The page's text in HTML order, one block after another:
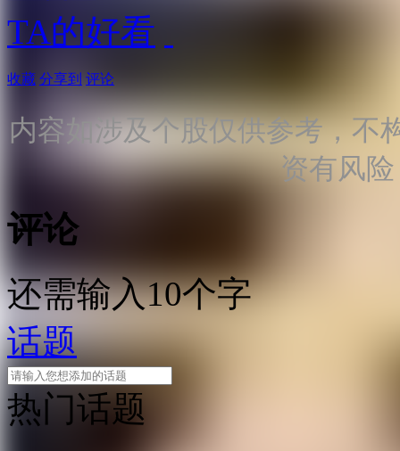
TA的好看
收藏 分享到 评论
内容如涉及个股仅供参考，不
资有风
评论
还需输入10个字
话题
热门话题